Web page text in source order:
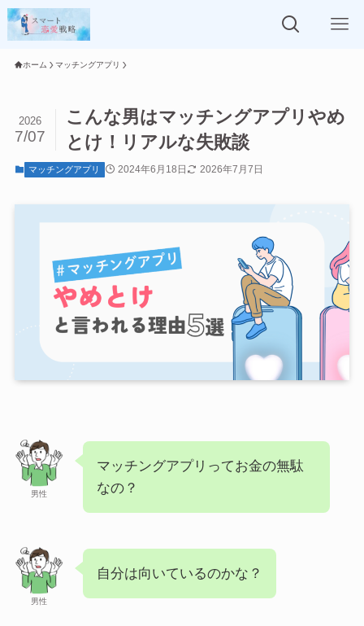
ホーム マッチングアプリ
こんな男はマッチングアプリやめ
とけ！リアルな失敗談
2026
7/07
マッチングアプリ 2024年6月18日 2026年7月7日
男性
マッチングアプリってお金の無駄
なの？
男性
自分は向いているのかな？